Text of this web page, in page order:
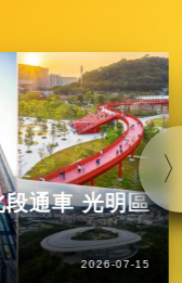
通車 光明區
2026-07-15